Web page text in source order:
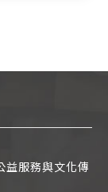
益服務與文化傳